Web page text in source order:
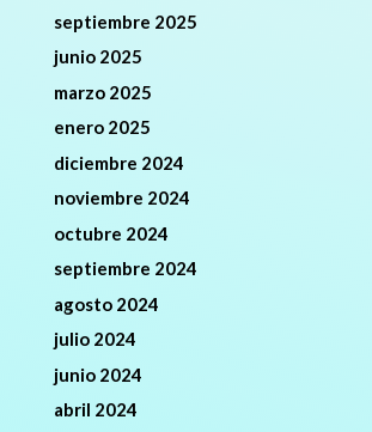
septiembre 2025
junio 2025
marzo 2025
enero 2025
diciembre 2024
noviembre 2024
octubre 2024
septiembre 2024
agosto 2024
julio 2024
junio 2024
abril 2024